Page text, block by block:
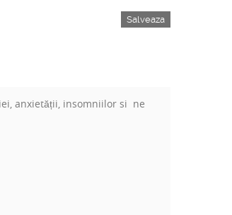
Salveaza
anxietății, insomniilor si ne